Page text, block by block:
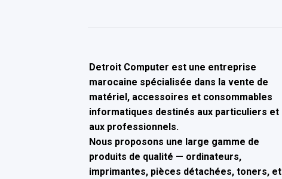
Detroit Computer est une entreprise
marocaine spécialisée dans lavente de
matériel, accessoires et consommables
informatiques destinés aux particuliers et
aux professionnels.
Nous proposons une large gamme de
produits de qualité — ordinateurs,
imprimantes, pièces détachées, toners, et